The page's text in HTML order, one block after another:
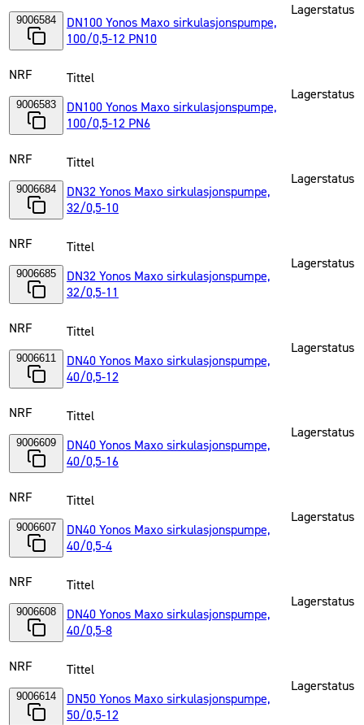
9006584
DN100 Yonos Maxo sirkulasjonspumpe,
100/0,5-12 PN10
Lagerstatus
NRF
9006583
Tittel
DN100 Yonos Maxo sirkulasjonspumpe,
100/0,5-12 PN6
Lagerstatus
NRF
9006684
Tittel
DN32 Yonos Maxo sirkulasjonspumpe,
32/0,5-10
Lagerstatus
NRF
9006685
Tittel
DN32 Yonos Maxo sirkulasjonspumpe,
32/0,5-11
Lagerstatus
NRF
9006611
Tittel
DN40 Yonos Maxo sirkulasjonspumpe,
40/0,5-12
Lagerstatus
NRF
9006609
Tittel
DN40 Yonos Maxo sirkulasjonspumpe,
40/0,5-16
Lagerstatus
NRF
9006607
Tittel
DN40 Yonos Maxo sirkulasjonspumpe,
40/0,5-4
Lagerstatus
NRF
9006608
Tittel
DN40 Yonos Maxo sirkulasjonspumpe,
40/0,5-8
Lagerstatus
NRF
9006614
Tittel
DN50 Yonos Maxo sirkulasjonspumpe,
50/0,5-12
Lagerstatus